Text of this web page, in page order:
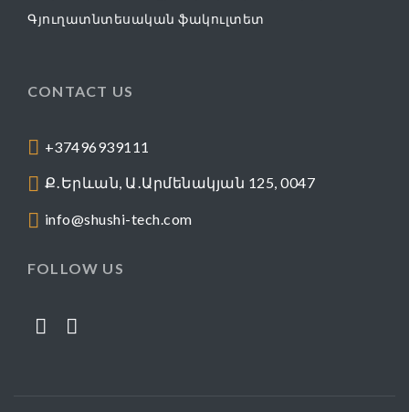
Գյուղատնտեսական ֆակուլտետ
CONTACT US
+37496939111
Ք․Երևան, Ա․Արմենակյան 125, 0047
info@shushi-tech.com
FOLLOW US